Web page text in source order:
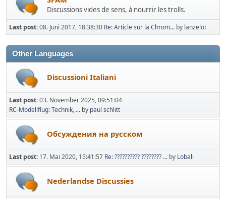
Discussions vides de sens, à nourrir les trolls.
Last post:08. Juni 2017, 18:38:30 Re: Article sur la Chrom... by lanzelot
Other Languages
Discussioni Italiani
Last post:03. November 2025, 09:51:04
RC-Modellflug: Technik, ... by paul schlitt
Oбсуждения на русском
Last post: 17. Mai 2020, 15:41:57 Re: ?????????? ???????? ... by Lobali
Nederlandse Discussies